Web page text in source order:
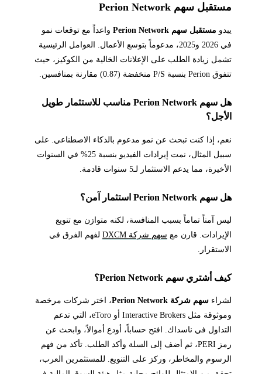
مستقبل سهم Perion Network
يبدو مستقبل سهم Perion Network
واعداً مع توقعات نمو
في 2026 و2025، مدعوماً بتوسع الأعمال. العوامل الرئيسية
تشمل زيادة الطلب على الإعلانات الخالية من الكوكيز، حيث
تتفوق Perion بنسبة P/S منخفضة (0.87) مقارنة بمنافسين.
هل سهم Perion Network مناسب للاستثمار طويل
الأجل؟
نعم، إذا كنت تبحث عن نمو مدعوم بالذكاء الاصطناعي. على
سبيل المثال، نمت إيرادات الفيديو بنسبة 25% في السنوات
الأخيرة، مما يدعم الاستثمار لـ5 سنوات قادمة.
هل سهم Perion Network استثمار آمن؟
ليس آمناً تماماً بسبب المنافسة، لكنه متوازن مع تنويع
الإيرادات. قارن مع سهم شركة DXCM
لفهم الفرق في
الاستقرار.
كيف أشتري سهم Perion Network؟
لشراء سهم شركة Perion Network
، اختر شركات مرخصة
وموثوقة مثل Interactive Brokers أو eToro، التي تدعم
التداول في ناسداك. افتح حساباً، أودع أموالاً، وابحث عن
رمز PERI، ثم أضف إلى السلة وأكد الطلب. تأكد من فهم
الرسوم والمخاطر، وركز على التنويع. للمستثمرين العرب،